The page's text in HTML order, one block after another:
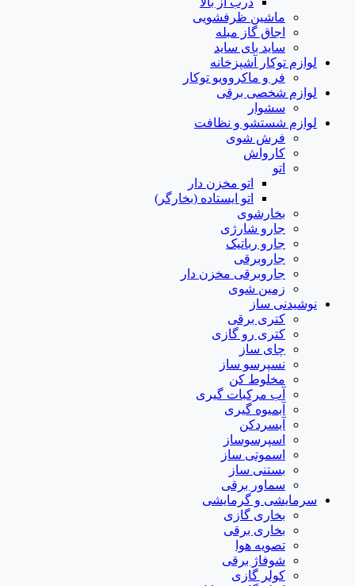
ماشین ظرفشویی
اجاق گاز مبله
ساید بای ساید
لوازم توکار آشپزخانه
فر و ماکروویو توکار
لوازم شخصی برقی
سشوار
لوازم شستشو و نظافت
فرش شوی
کارواش
اتو
اتو مخزن دار
اتو ایستاده (بخارگر)
بخارشوی
جارو شارژی
جارو رباتیک
جاروبرقی
جاروبرقی مخزن دار
زمین شوی
نوشیدنی ساز
کتری برقی
کتری رو گازی
چای ساز
نسپرسو ساز
مخلوط کن
آب مرکبات گیری
آبمیوه گیری
آبسردکن
اسپرسوساز
اسموتی ساز
بستنی ساز
سماور برقی
سرمایشی و گرمایشی
بخاری گازی
بخاری برقی
تصویه هوا
شوفاژ برقی
کولر گازی